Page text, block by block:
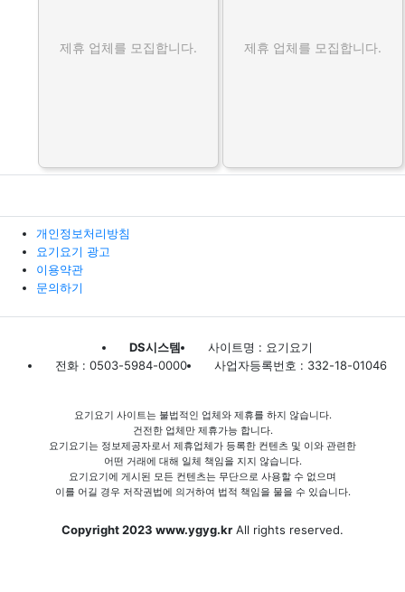
제휴 업체를 모집합니다. 제휴 업체를 모집합니다.
개인정보처리방침
요기요기 광고
이용약관
문의하기
DS시스템
사이트명 : 요기요기
전화 : 0503-5984-0000
사업자등록번호 : 332-18-01046
요기요기 사이트는 불법적인 업체와 제휴를 하지 않습니다.
건전한 업체만 제휴가능 합니다.
요기요기는 정보제공자로서 제휴업체가 등록한 컨텐츠 및 이와 관련한
어떤 거래에 대해 일체 책임을 지지 않습니다.
요기요기에 게시된 모든 컨텐츠는 무단으로 사용할 수 없으며
이를 어길 경우 저작권법에 의거하여 법적 책임을 물을 수 있습니다.
Copyright 2023 www.ygyg.kr All rights reserved.